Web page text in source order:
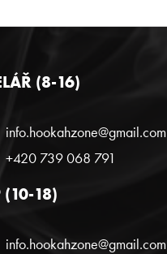
(8-16)
info.hookahzone@gmail.com
+420 739 068 791
(10-18)
info.hookahzone@gmail.com